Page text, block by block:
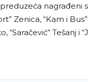
nagrađeni
Zenica, “Kam i
“Saračević” Tešanj i